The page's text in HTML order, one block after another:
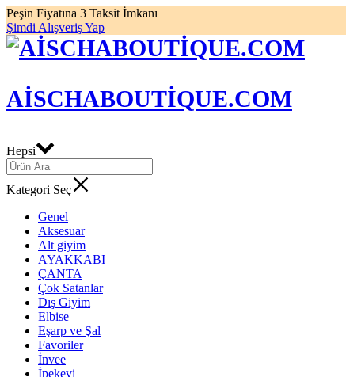
Peşin Fiyatına 3 Taksit İmkanı
Şimdi Alışveriş Yap
AISCHABOUTIQUE.COM
Hepsi
Kategori Seç
Genel
Aksesuar
Alt giyim
AYAKKABI
ÇANTA
Çok Satanlar
Dış Giyim
Elbise
Eşarp ve Şal
Favoriler
İnvee
İpekevi